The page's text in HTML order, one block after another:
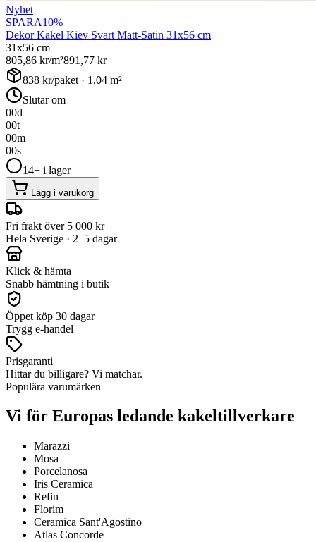
Nyhet
SPARA10%
Dekor Kakel Kiev Svart Matt-Satin 31x56 cm
31x56 cm
805,86 kr/m²891,77 kr
838 kr/paket · 1,04 m²
Slutar om
00d
00t
00m
00s
14+ i lager
Lägg i varukorg
Fri frakt över 5 000 kr
Hela Sverige · 2–5 dagar
Klick & hämta
Snabb hämtning i butik
Öppet köp 30 dagar
Trygg e-handel
Prisgaranti
Hittar du billigare? Vi matchar.
Populära varumärken
Vi för Europas ledande kakeltillverkare
Marazzi
Mosa
Porcelanosa
Iris Ceramica
Refin
Florim
Ceramica Sant'Agostino
Atlas Concorde